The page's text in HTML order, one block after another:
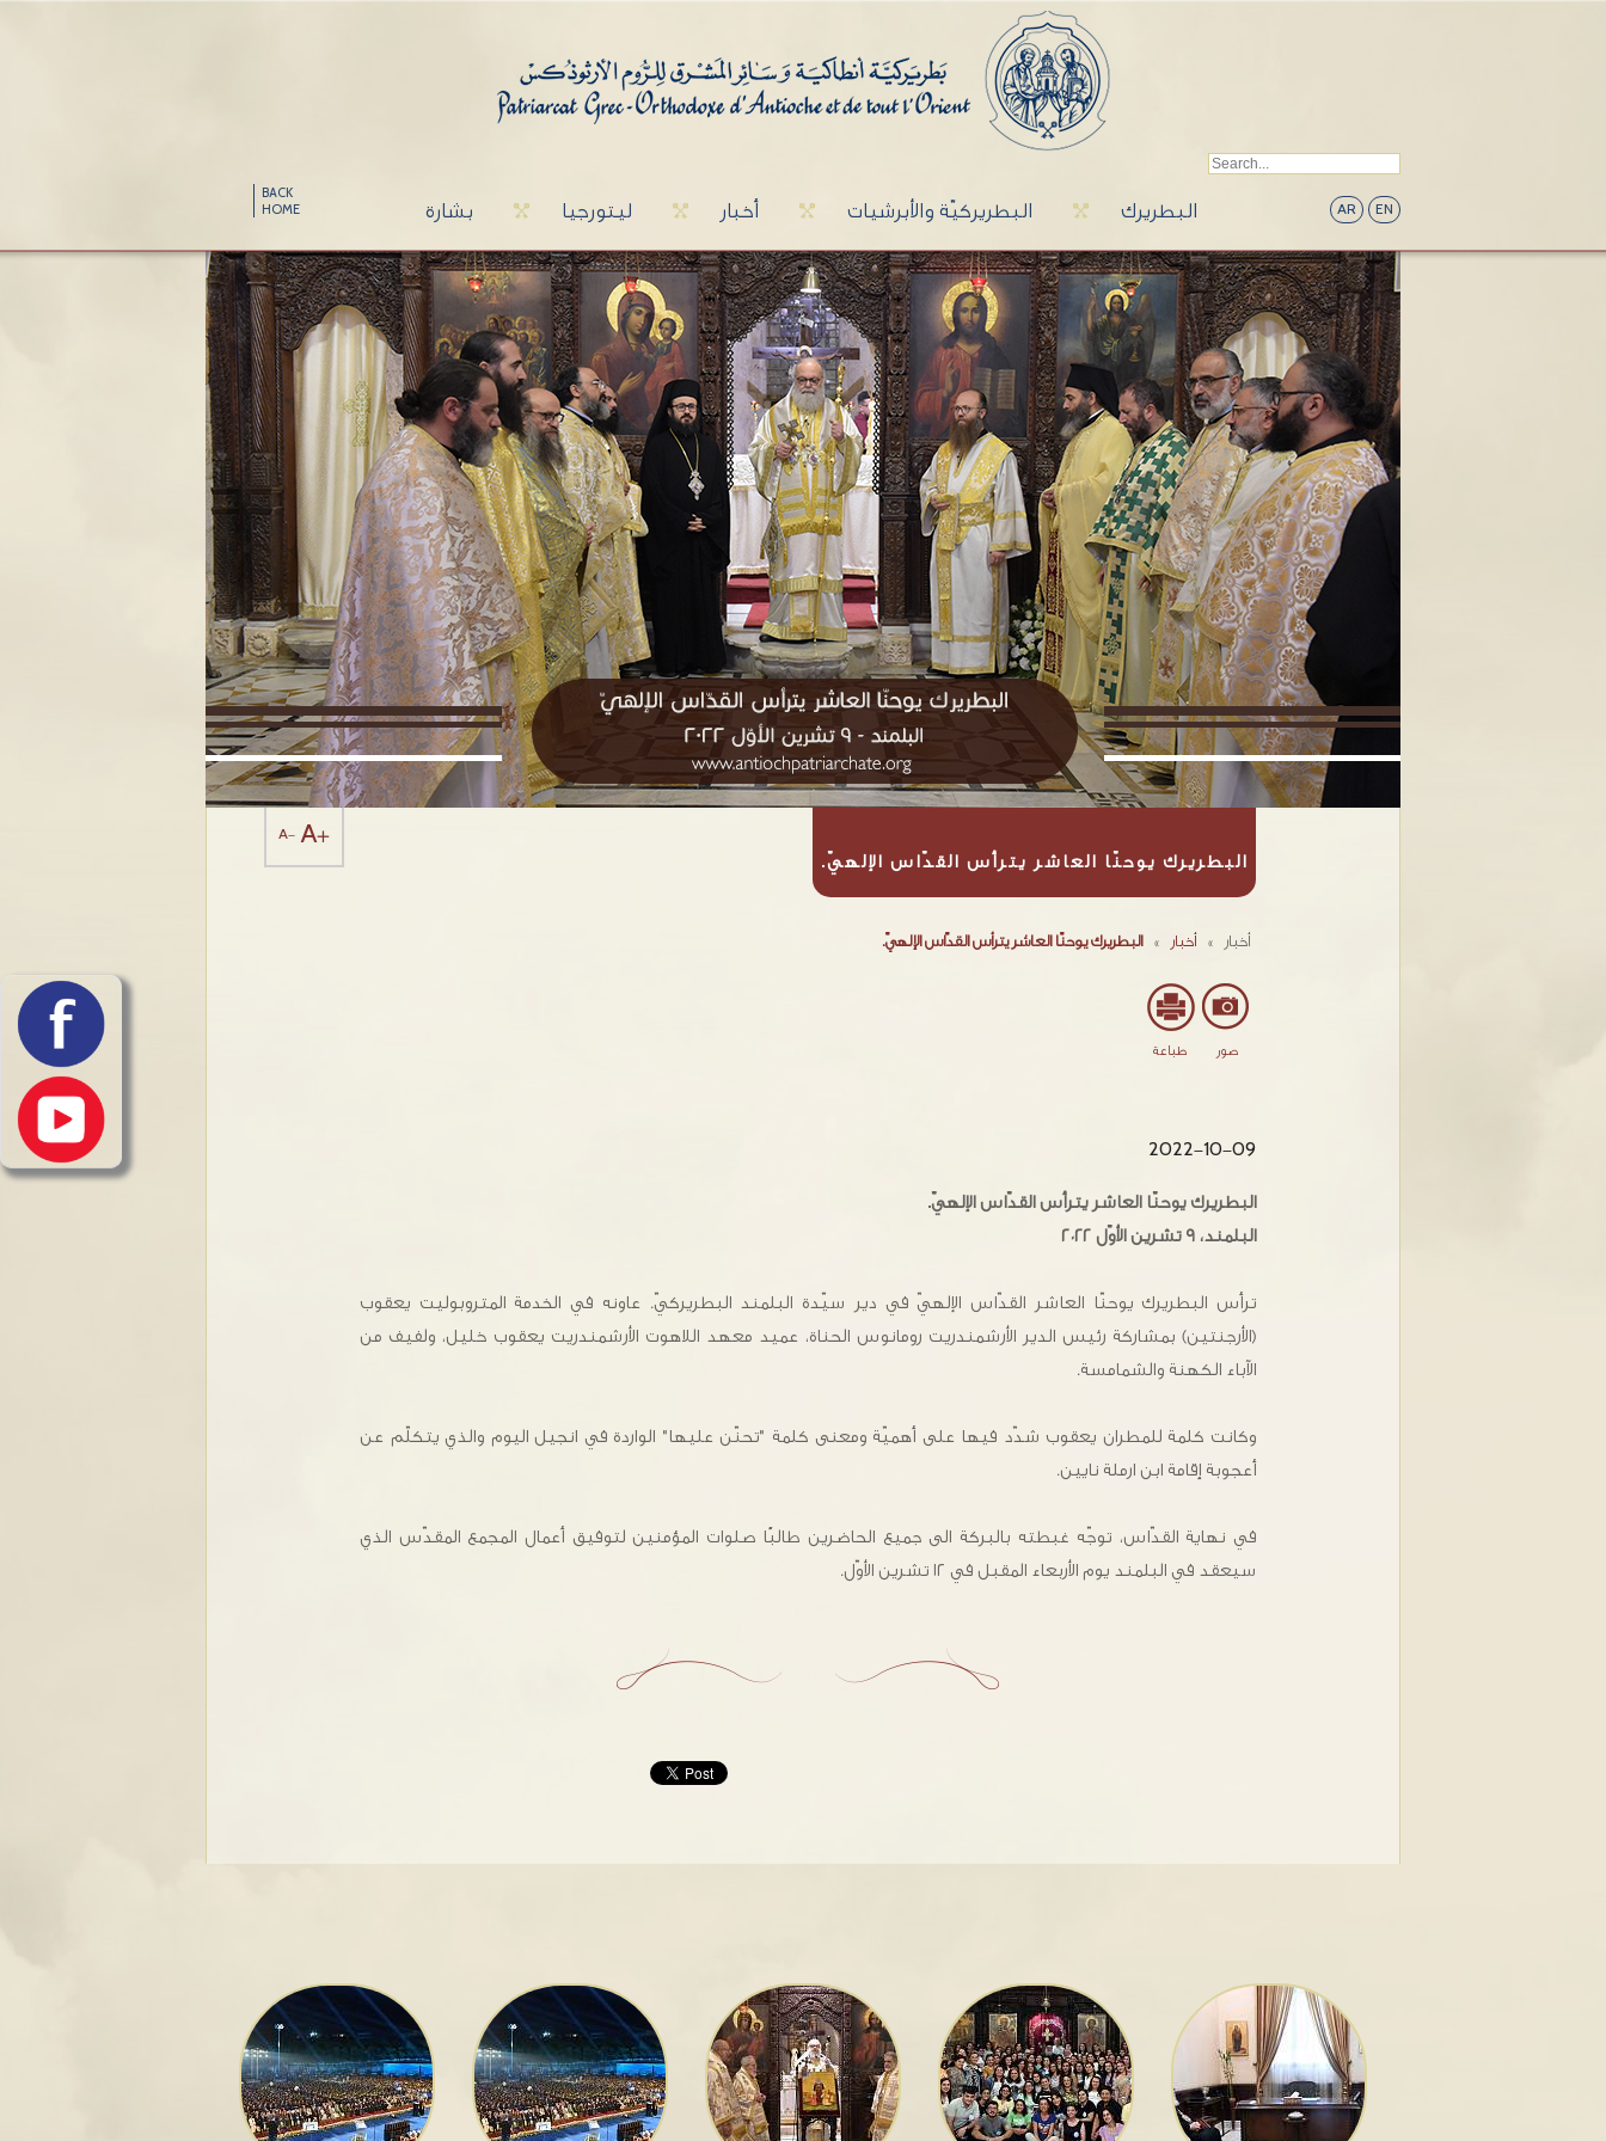
BACK
HOME
بشارة ليتورجيا أخبار البطريركيّة والأبرشيات البطريرك AR EN
البطريرك يوحنّا العاشر يترأس القدّاس الإلهيّ.
أخبار » أخبار » البطريرك يوحنّا العاشر يترأس القدّاس الإلهيّ.
A- A+
صور طباعة
2022-10-09
البطريرك يوحنّا العاشر يترأس القدّاس الإلهيّ.
البلمند، ٩ تشرين الأوّل ٢٠٢٢
ترأس البطريرك يوحنّا العاشر القدّاس الإلهيّ في دير سيّدة البلمند البطريركيّ. عاونه في الخدمة المتروبوليت يعقوب
(الأرجنتين) بمشاركة رئيس الدير الأرشمندريت رومانوس الحناة، عميد معهد اللاهوت الأرشمندريت يعقوب خليل، ولفيف من
الآباء الكهنة والشمامسة.
وكانت كلمة للمطران يعقوب شدّد فيها على أهميّة ومعنى كلمة "تحنّن عليها" الواردة في انجيل اليوم والذي يتكلّم عن
أعجوبة إقامة ابن ارملة نايين.
في نهاية القدّاس، توجّه غبطته بالبركة الى جميع الحاضرين طالبًا صلوات المؤمنين لتوفيق أعمال المجمع المقدّس الذي
سيعقد في البلمند يوم الأربعاء المقبل في ١٢ تشرين الأوّل.